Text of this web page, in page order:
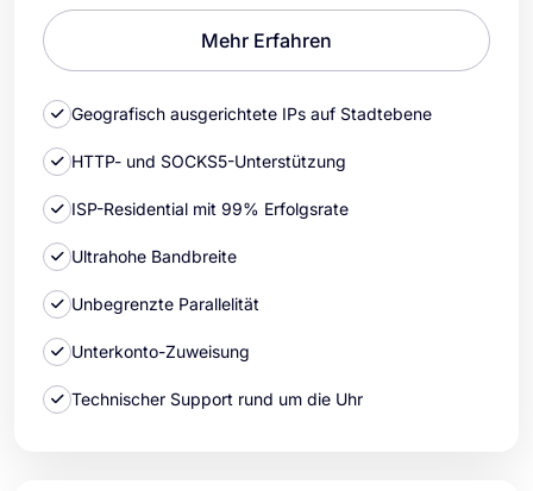
Mehr Erfahren
Geografisch ausgerichtete IPs auf Stadtebene
HTTP- und SOCKS5-Unterstützung
ISP-Residential mit 99% Erfolgsrate
Ultrahohe Bandbreite
Unbegrenzte Parallelität
Unterkonto-Zuweisung
Technischer Support rund um die Uhr